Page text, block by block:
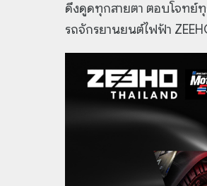
ดึงดูดทุกสายตา ตอบโจทย์
รถจักรยานยนต์ไฟฟ้า